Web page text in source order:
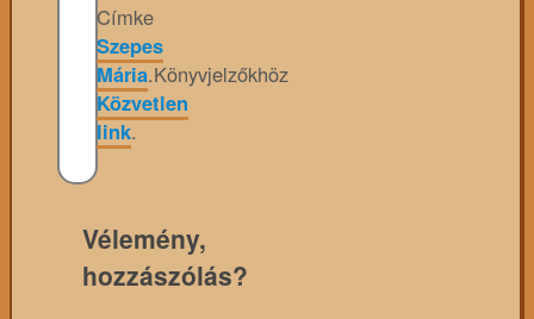
Címke
Szepes
Mária.Könyvjelzőkhöz
Közvetlen
link.
Vélemény,
hozzászólás?